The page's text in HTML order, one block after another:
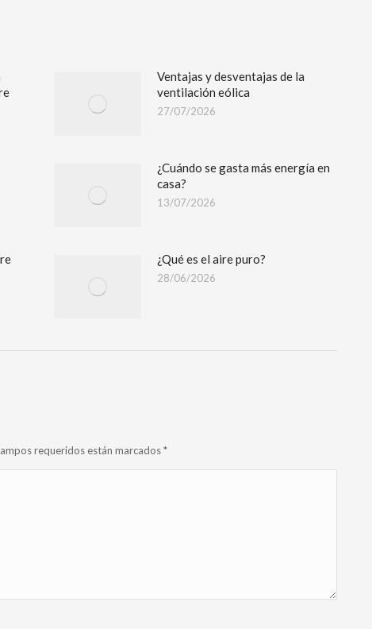
Ventajas y desventajas de la
ventilación eólica
27/07/2026
¿Cuándo se gasta más energía en
casa?
13/07/2026
¿Qué es el aire puro?
28/06/2026
requeridos están marcados*